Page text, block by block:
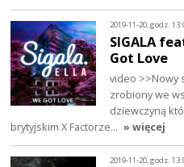
2019-11-20, godz.
SIGALA
Got Love
video >>Nowy
zrobiony we
dziewczyną
brytyjskim X Factorze… » więcej
2019-11-20, godz.